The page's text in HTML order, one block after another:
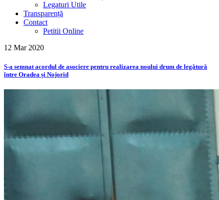
Legaturi Utile
Transparență
Contact
Petitii Online
12 Mar 2020
S-a semnat acordul de asociere pentru realizarea noului drum de legătură
între Oradea și Nojorid